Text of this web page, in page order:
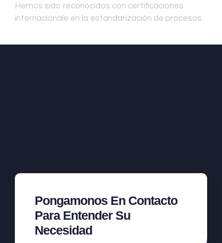
Hemos sido reconocidos con certificaciones
internacionale en la estandarización de procesos:
Pongamonos En Contacto
Para Entender Su
Necesidad